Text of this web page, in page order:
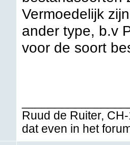
Vermoedelijk
ander type, b.v
voor de soort
Ruud de Ruiter,
dat even in het